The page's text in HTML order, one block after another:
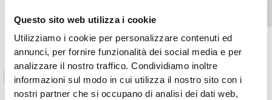
Questo sito web utilizza i cookie
Utilizziamo i cookie per personalizzare contenuti ed
annunci, per fornire funzionalità dei social media e per
analizzare il nostro traffico. Condividiamo inoltre
informazioni sul modo in cui utilizza il nostro sito con i
nostri partner che si occupano di analisi dei dati web,
Accetto laPrivacy Policydel sito web